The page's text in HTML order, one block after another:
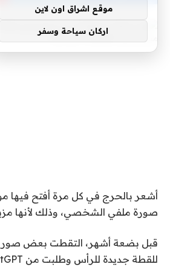
صورة ملفي الشخصي، وذلك لأنها
قبل بضعة أشهر، التقطت بعض صور
موقع اشراق اون لاين
اركان سياحة وسفر